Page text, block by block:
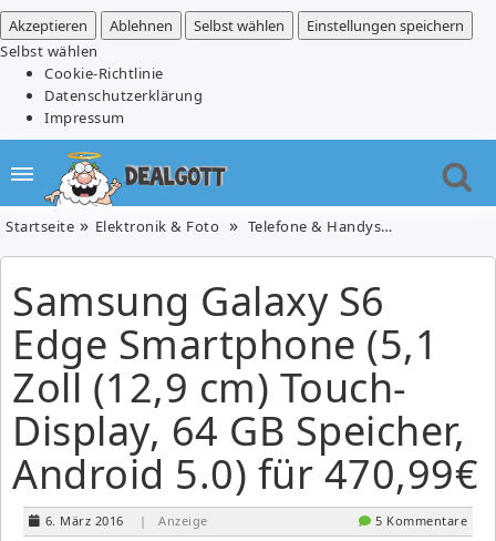
Akzeptieren
Ablehnen Selbst wählen
Einstellungen speichern
Selbst wählen
Cookie-Richtlinie
Datenschutzerklärung
Impressum
Startseite Elektronik & Foto Telefone & Handys
Samsung Galaxy S6
Edge Smartphone (5,1
Zoll (12,9 cm) Touch-
Display, 64 GB Speicher,
Android 5.0) für 470,99€
6. März 2016 | Anzeige 5 Kommentare